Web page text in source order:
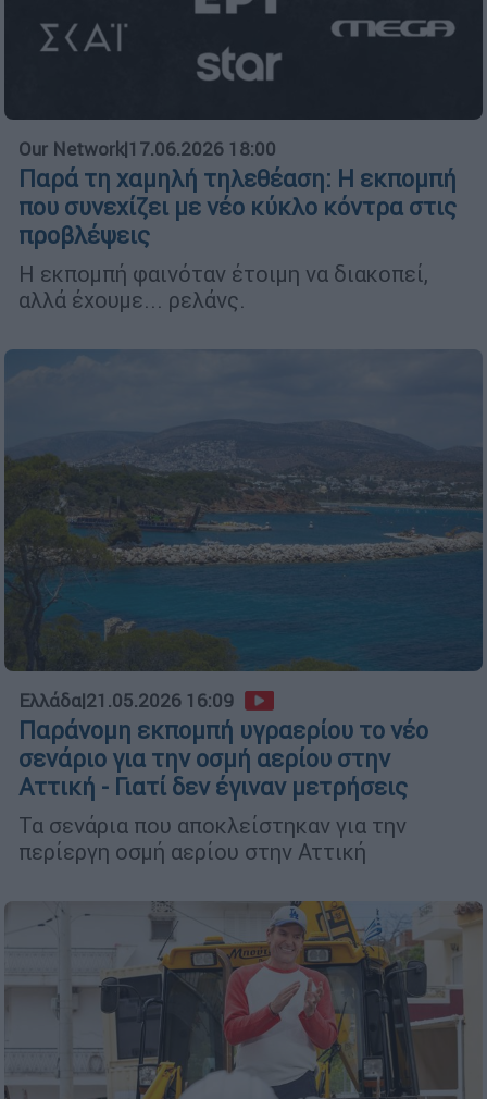
Our Network|17.06.2026 18:00
Παρά τη χαμηλή τηλεθέαση: Η εκπομπή
που συνεχίζει με νέο κύκλο κόντρα στις
προβλέψεις
Η εκπομπή φαινόταν έτοιμη να διακοπεί,
αλλά έχουμε... ρελάνς.
Ελλάδα|21.05.2026 16:09
Παράνομη εκπομπή υγραερίου το νέο
σενάριο για την οσμή αερίου στην
Αττική - Γιατί δεν έγιναν μετρήσεις
Τα σενάρια που αποκλείστηκαν για την
περίεργη οσμή αερίου στην Αττική